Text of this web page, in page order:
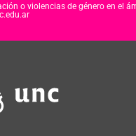
o violencias de género en el